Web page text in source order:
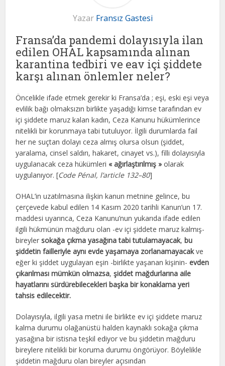
Yazar Fransız Gastesi
Fransa’da pandemi dolayısıyla ilan
edilen OHAL kapsamında alınan
karantina tedbiri ve eav içi şiddete
karşı alınan önlemler neler?
Öncelikle ifade etmek gerekir ki Fransa’da ; eşi, eski eşi veya
evlilik bağı olmaksızın birlikte yaşadığı kimse tarafından ev
içi şiddete maruz kalan kadın, Ceza Kanunu hükümlerince
nitelikli bir korunmaya tabi tutuluyor. İlgili durumlarda fail
her ne suçtan dolayı ceza almış olursa olsun (şiddet,
yaralama, cinsel saldırı, hakaret, cinayet vs.), filli dolayısıyla
uygulanacak ceza hükümleri « ağırlaştırılmış » olarak
uygulanıyor. [Code Pénal, l’article 132–80]
OHAL’in uzatılmasına ilişkin kanun metnine gelince, bu
çerçevede kabul edilen 14 Kasım 2020 tarihli Kanun’un 17.
maddesi uyarınca, Ceza Kanunu’nun yukarıda ifade edilen
ilgili hükmünün mağduru olan -ev içi şiddete maruz kalmış-
bireylersokağa çıkma yasağına tabi tutulamayacak,bu
şiddetin failleriyle aynı evde yaşamaya zorlanamayacakve
eğer ki şiddet uygulayan eşin -birlikte yaşanan kişinin-evden
çıkarılması mümkün olmazsa,şiddet mağdurlarına aile
hayatlarını sürdürebilecekleri başka bir konaklama yeri
tahsis edilecektir.
Dolayısıyla, ilgili yasa metni ile birlikte ev içi şiddete maruz
kalma durumu olağanüstü halden kaynaklı sokağa çıkma
yasağına bir istisna teşkil ediyor ve bu şiddetin mağduru
bireylere nitelikli bir koruma durumu öngörüyor. Böylelikle
şiddetin mağduru olan bireyler açısından